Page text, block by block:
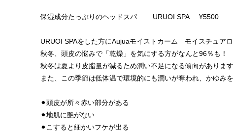
保湿成分たっぷりのヘッドスパ URUOI SPA ¥5500
URUOI SPAをした方にAujuaモイストカーム モイスチュア
秋冬、頭皮の悩みで「乾燥」を気にする方がなんと96％も！
秋冬は夏より皮脂量が減るため潤い不足になる傾向があります
また、この季節は低体温で環境的にも潤いが奪われ、かゆみ
⚫︎頭皮が所々赤い部分がある
⚫︎地肌に艶がない
⚫︎こすると細かいフケが出る